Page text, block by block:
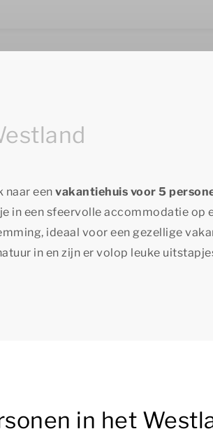
naar een vakantiehuis voor 5
in een sfeervolle accommodatie op
ideaal voor een gezellige
in en zijn er volop leuke
in het